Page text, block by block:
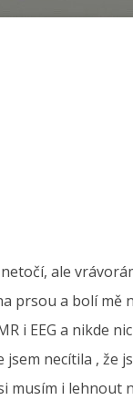
ale
prsou a bolí
i EEG a nikde
necítila , že
i lehnout